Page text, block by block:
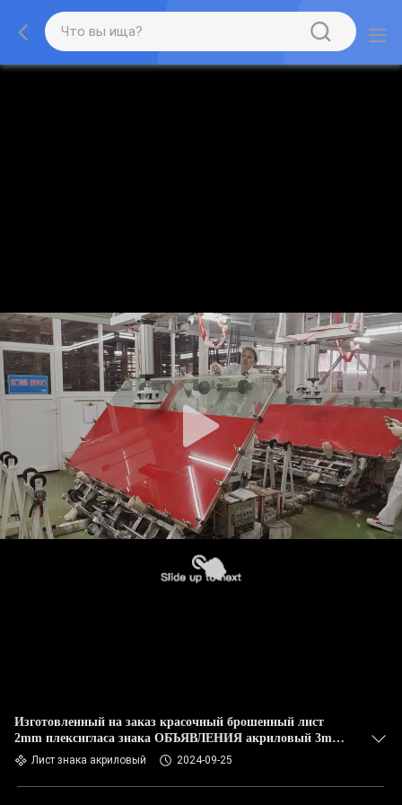
Изготовленный на заказ красочный брошенный лист
2mm плексигласа знака ОБЪЯВЛЕНИЯ акриловый 3mm
5mmЛист знака акриловый 2024-09-25